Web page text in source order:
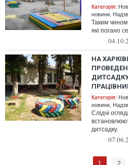
Категорія:
новини
Таким чином
які погано
НА
Категорія:
новини
Слідчі
дитсадку.
1 2